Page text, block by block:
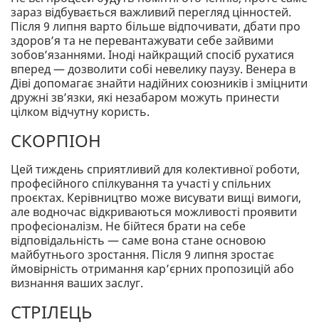
зараз відбувається важливий перегляд цінностей.
Після 9 липня варто більше відпочивати, дбати про
здоров’я та не перевантажувати себе зайвими
зобов’язаннями. Іноді найкращий спосіб рухатися
вперед — дозволити собі невелику паузу. Венера в
Діві допомагає знайти надійних союзників і зміцнити
дружні зв’язки, які незабаром можуть принести
цілком відчутну користь.
СКОРПІОН
Цей тиждень сприятливий для колективної роботи,
професійного спілкування та участі у спільних
проєктах. Керівництво може висувати вищі вимоги,
але водночас відкриваються можливості проявити
професіоналізм. Не бійтеся брати на себе
відповідальність — саме вона стане основою
майбутнього зростання. Після 9 липня зростає
ймовірність отримання кар’єрних пропозицій або
визнання ваших заслуг.
СТРІЛЕЦЬ